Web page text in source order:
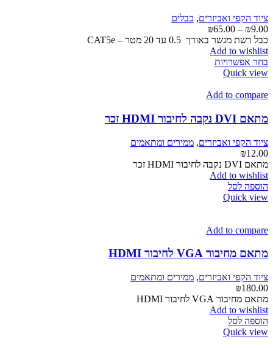
את
האפשרויות
בעמוד
המוצר
ציוד הקפי ואביזרים, כבלים
₪9.00
–
₪65.00
מחירים:
כבל רשת מגשר באורך 0.5 עד 20 מטר – CAT5e
Add to wishlist
בחר אפשרויות
מספר
ניתן
לבחור
את
האפשרויות
בעמוד
המוצר
Quick view
Add to compare
מתאם DVI נקבה לחיבור HDMI זכר
ציוד הקפי ואביזרים, ממירים ומתאמים
₪12.00
מתאם DVI נקבה לחיבור HDMI זכר
Add to wishlist
הוספה לסל
Quick view
Add to compare
מתאם מחיבור VGA לחיבור HDMI
ציוד הקפי ואביזרים, ממירים ומתאמים
₪180.00
מתאם מחיבור VGA לחיבור HDMI
Add to wishlist
הוספה לסל
Quick view